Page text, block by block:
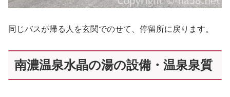
同じバスが帰る人を玄関でのせて、停留所に戻ります。
南濃温泉水晶の湯の設備・温泉泉質